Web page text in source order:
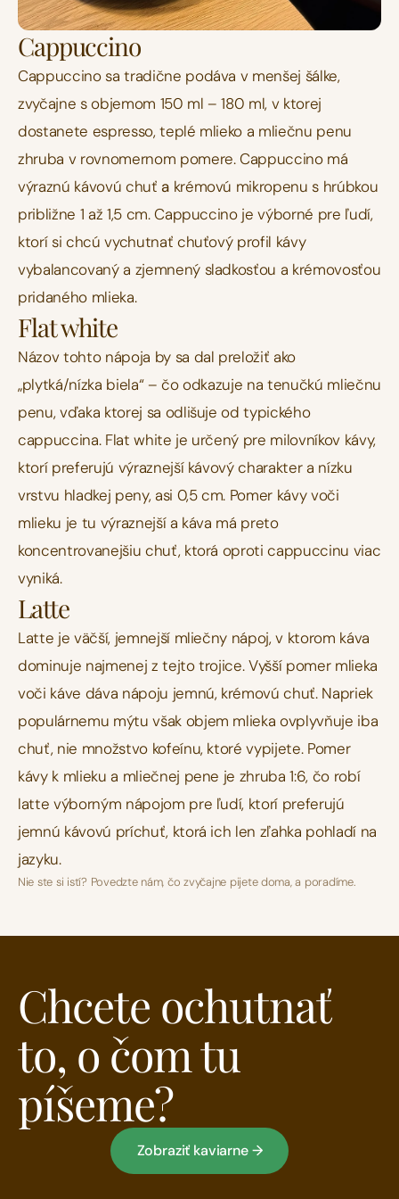
Cappuccino
Cappuccino sa tradične podáva v menšej šálke,
zvyčajne s objemom 150 ml – 180 ml, v ktorej
dostanete espresso, teplé mlieko a mliečnu penu
zhruba v rovnomernom pomere. Cappuccino má
výraznú kávovú chuť a krémovú mikropenu s hrúbkou
približne 1 až 1,5 cm. Cappuccino je výborné pre ľudí,
ktorí si chcú vychutnať chuťový profil kávy
vybalancovaný a zjemnený sladkosťou a krémovosťou
pridaného mlieka.
Flat white
Názov tohto nápoja by sa dal preložiť ako
„plytká/nízka biela“ – čo odkazuje na tenučkú mliečnu
penu, vďaka ktorej sa odlišuje od typického
cappuccina. Flat white je určený pre milovníkov kávy,
ktorí preferujú výraznejší kávový charakter a nízku
vrstvu hladkej peny, asi 0,5 cm. Pomer kávy voči
mlieku je tu výraznejší a káva má preto
koncentrovanejšiu chuť, ktorá oproti cappuccinu viac
vyniká.
Latte
Latte je väčší, jemnejší mliečny nápoj, v ktorom káva
dominuje najmenej z tejto trojice. Vyšší pomer mlieka
voči káve dáva nápoju jemnú, krémovú chuť. Napriek
populárnemu mýtu však objem mlieka ovplyvňuje iba
chuť, nie množstvo kofeínu, ktoré vypijete. Pomer
kávy k mlieku a mliečnej pene je zhruba 1:6, čo robí
latte výborným nápojom pre ľudí, ktorí preferujú
jemnú kávovú príchuť, ktorá ich len zľahka pohladí na
jazyku.
Nie ste si istí? Povedzte nám, čo zvyčajne pijete doma, a poradíme.
Chcete ochutnať
to, o čom tu
píšeme?
Zobraziť kaviarne →